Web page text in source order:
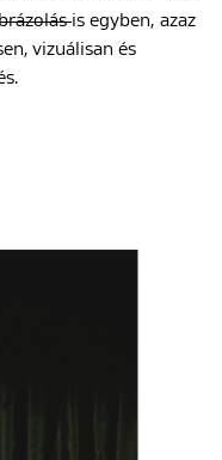
is egyben, azaz
vizuálisan és